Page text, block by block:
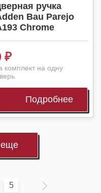
ручка
Bau Parejo
Chrome
₽
комплект на одну
Подробнее
еще
5